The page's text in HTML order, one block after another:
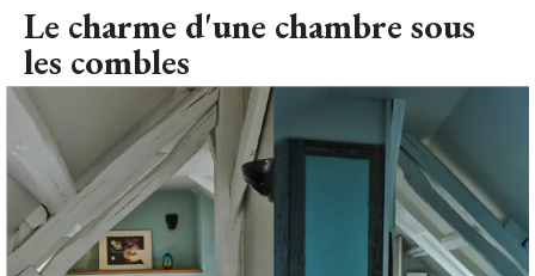
Le charme d'une chambre sous
les combles